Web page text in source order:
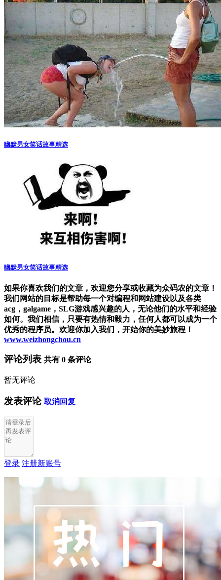
幽默男女笑话故事精选
幽默男女笑话故事精选
如果你喜欢我们的文章，欢迎您分享或收藏为众码农的文章！
我们网站的目标是帮助每一个对编程和网站建设以及各类
acg，galgame，SLG游戏感兴趣的人，无论他们的水平和经验
如何。我们相信，只要有热情和毅力，任何人都可以成为一个
优秀的程序员。欢迎你加入我们，开始你的美妙旅程！
www.weizhongchou.cn
评论列表 共有 0 条评论
暂无评论
发表评论 取消回复
登录 注册新账号